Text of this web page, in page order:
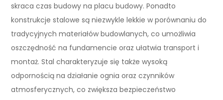
skraca czas budowy na placu budowy. Ponadto
konstrukcje stalowe są niezwykle lekkie w porównaniu do
tradycyjnych materiałów budowlanych, co umożliwia
oszczędność na fundamencie oraz ułatwia transport i
montaż. Stal charakteryzuje się także wysoką
odpornością na działanie ognia oraz czynników
atmosferycznych, co zwiększa bezpieczeństwo